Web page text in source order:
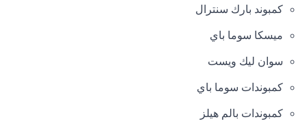
كمبوند بارك سنترال
ميسكا سوما باي
سوان ليك ويست
كمبوندات سوما باي
كمبوندات بالم هيلز